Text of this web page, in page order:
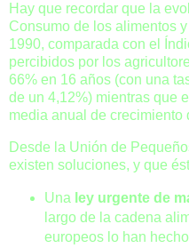
Hay que recordar que la
Consumo de los alimentos
1990, comparada con el
percibidos por los
66% en 16 años (con una
de un 4,12%) mientras que
media anual de crecimiento
Desde la Unión de
existen soluciones, y que
Una ley urgente de
largo de la cadena
europeos lo han